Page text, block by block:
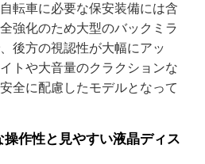
転車に必要な保安装備には含
強化のため大型のバックミラ
後方の視認性が大幅にアッ
トや大音量のクラクションな
全に配慮したモデルとなって
操作性と見やすい液晶ディス